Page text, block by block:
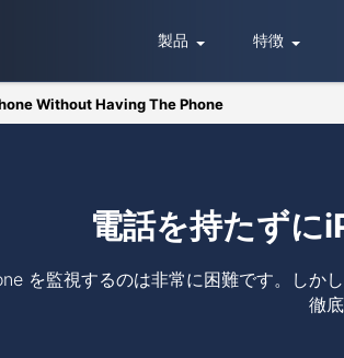
製品 特徴
Without Having The Phone
電話を持たずに
を監視するのは非常に困難です。しか
徹